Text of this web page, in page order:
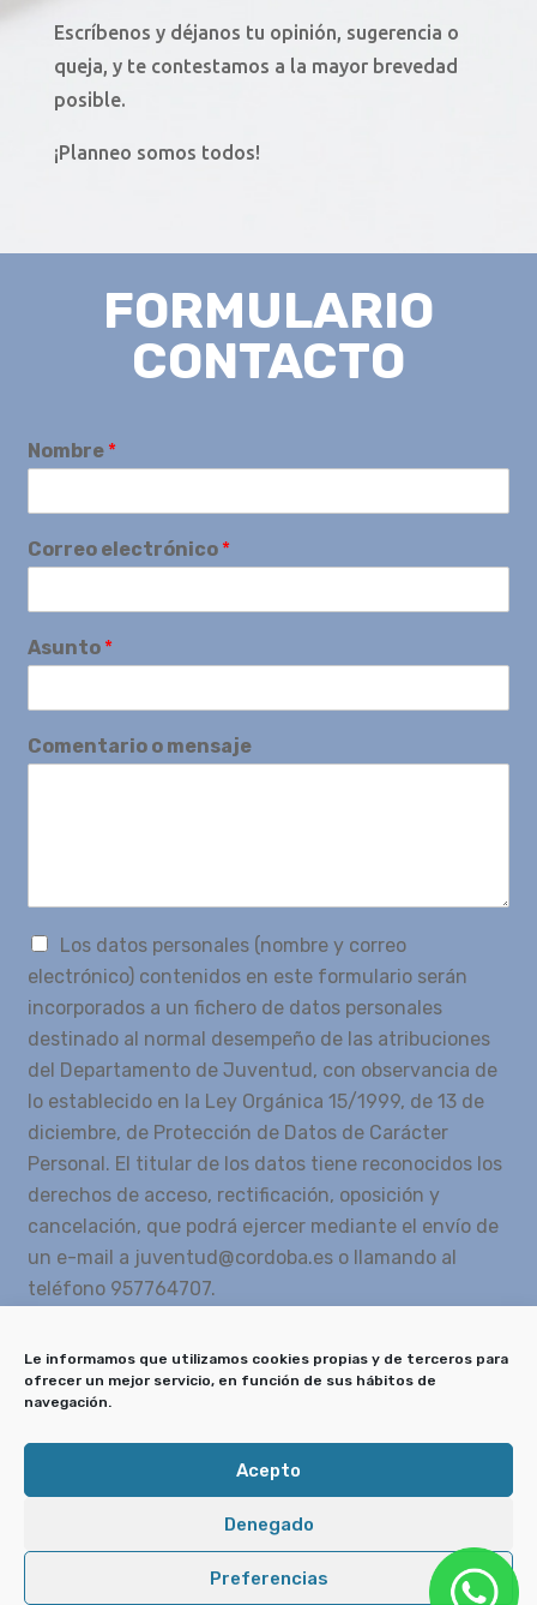
Le informamos que utilizamos cookies propias y de terceros para
ofrecer un mejor servicio, en función de sus hábitos de
navegación.
Acepto
Denegado
Preferencias
Escríbenos y déjanos tu opinión, sugerencia o
queja, y te contestamos a la mayor brevedad
posible.
¡Planneo somos todos!
FORMULARIO
CONTACTO
Nombre *
Correo electrónico *
Asunto *
Comentario o mensaje
Los datos personales (nombre y correo
electrónico) contenidos en este formulario serán
incorporados a un fichero de datos personales
destinado al normal desempeño de las atribuciones
del Departamento de Juventud, con observancia de
lo establecido en la Ley Orgánica 15/1999, de 13 de
diciembre, de Protección de Datos de Carácter
Personal. El titular de los datos tiene reconocidos los
derechos de acceso, rectificación, oposición y
cancelación, que podrá ejercer mediante el envío de
un e-mail a juventud@cordoba.es o llamando al
teléfono 957764707.
10 * 13 =
Delegación de Juventud © Ayuntamiento de
Córdoba